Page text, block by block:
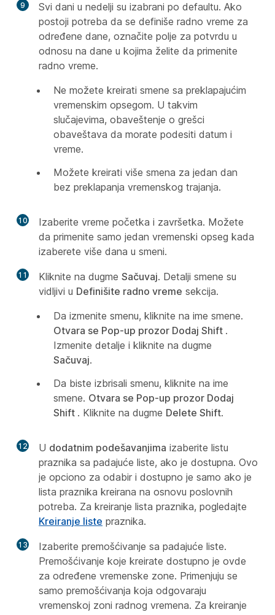
9
Svi dani u nedelji su izabrani po defaultu. Ako
postoji potreba da se definiše radno vreme za
određene dane, označite polje za potvrdu u
odnosu na dane u kojima želite da primenite
radno vreme.
Ne možete kreirati smene sa preklapajućim
vremenskim opsegom. U takvim
slučajevima, obaveštenje o grešci
obaveštava da morate podesiti datum i
vreme.
Možete kreirati više smena za jedan dan
bez preklapanja vremenskog trajanja.
10
Izaberite vreme početka i završetka. Možete
da primenite samo jedan vremenski opseg kada
izaberete više dana u smeni.
11 Kliknite na dugme Sačuvaj. Detalji smene su
vidljivi u Definišite radno vreme sekcija.
Da izmenite smenu, kliknite na ime smene.
Otvara se Pop-up prozor Dodaj Shift .
Izmenite detalje i kliknite na dugme
Sačuvaj.
Da biste izbrisali smenu, kliknite na ime
smene. Otvara se Pop-up prozor Dodaj
Shift . Kliknite na dugme Delete Shift.
12 U dodatnim podešavanjima izaberite listu
praznika sa padajuće liste, ako je dostupna. Ovo
je opciono za odabir i dostupno je samo ako je
lista praznika kreirana na osnovu poslovnih
potreba. Za kreiranje lista praznika, pogledajte
Kreiranje liste praznika.
13
Izaberite premošćivanje sa padajuće liste.
Premošćivanje koje kreirate dostupno je ovde
za određene vremenske zone. Primenjuju se
samo premošćivanja koja odgovaraju
vremenskoj zoni radnog vremena. Za kreiranje